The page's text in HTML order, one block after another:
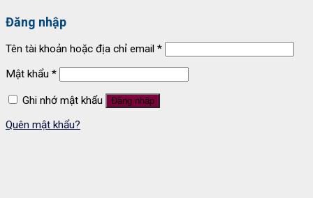
Đăng nhập
Tên tài khoản hoặc địa chỉ email *
Mật khẩu *
Ghi nhớ mật khẩu Đăng nhập
Quên mật khẩu?